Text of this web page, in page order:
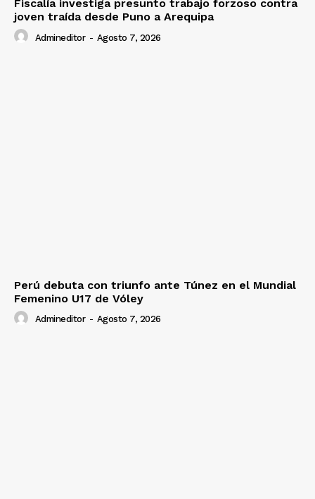
Fiscalía investiga presunto trabajo forzoso contra
joven traída desde Puno a Arequipa
Admineditor - Agosto 7, 2026
Perú debuta con triunfo ante Túnez en el Mundial
Femenino U17 de Vóley
Admineditor - Agosto 7, 2026